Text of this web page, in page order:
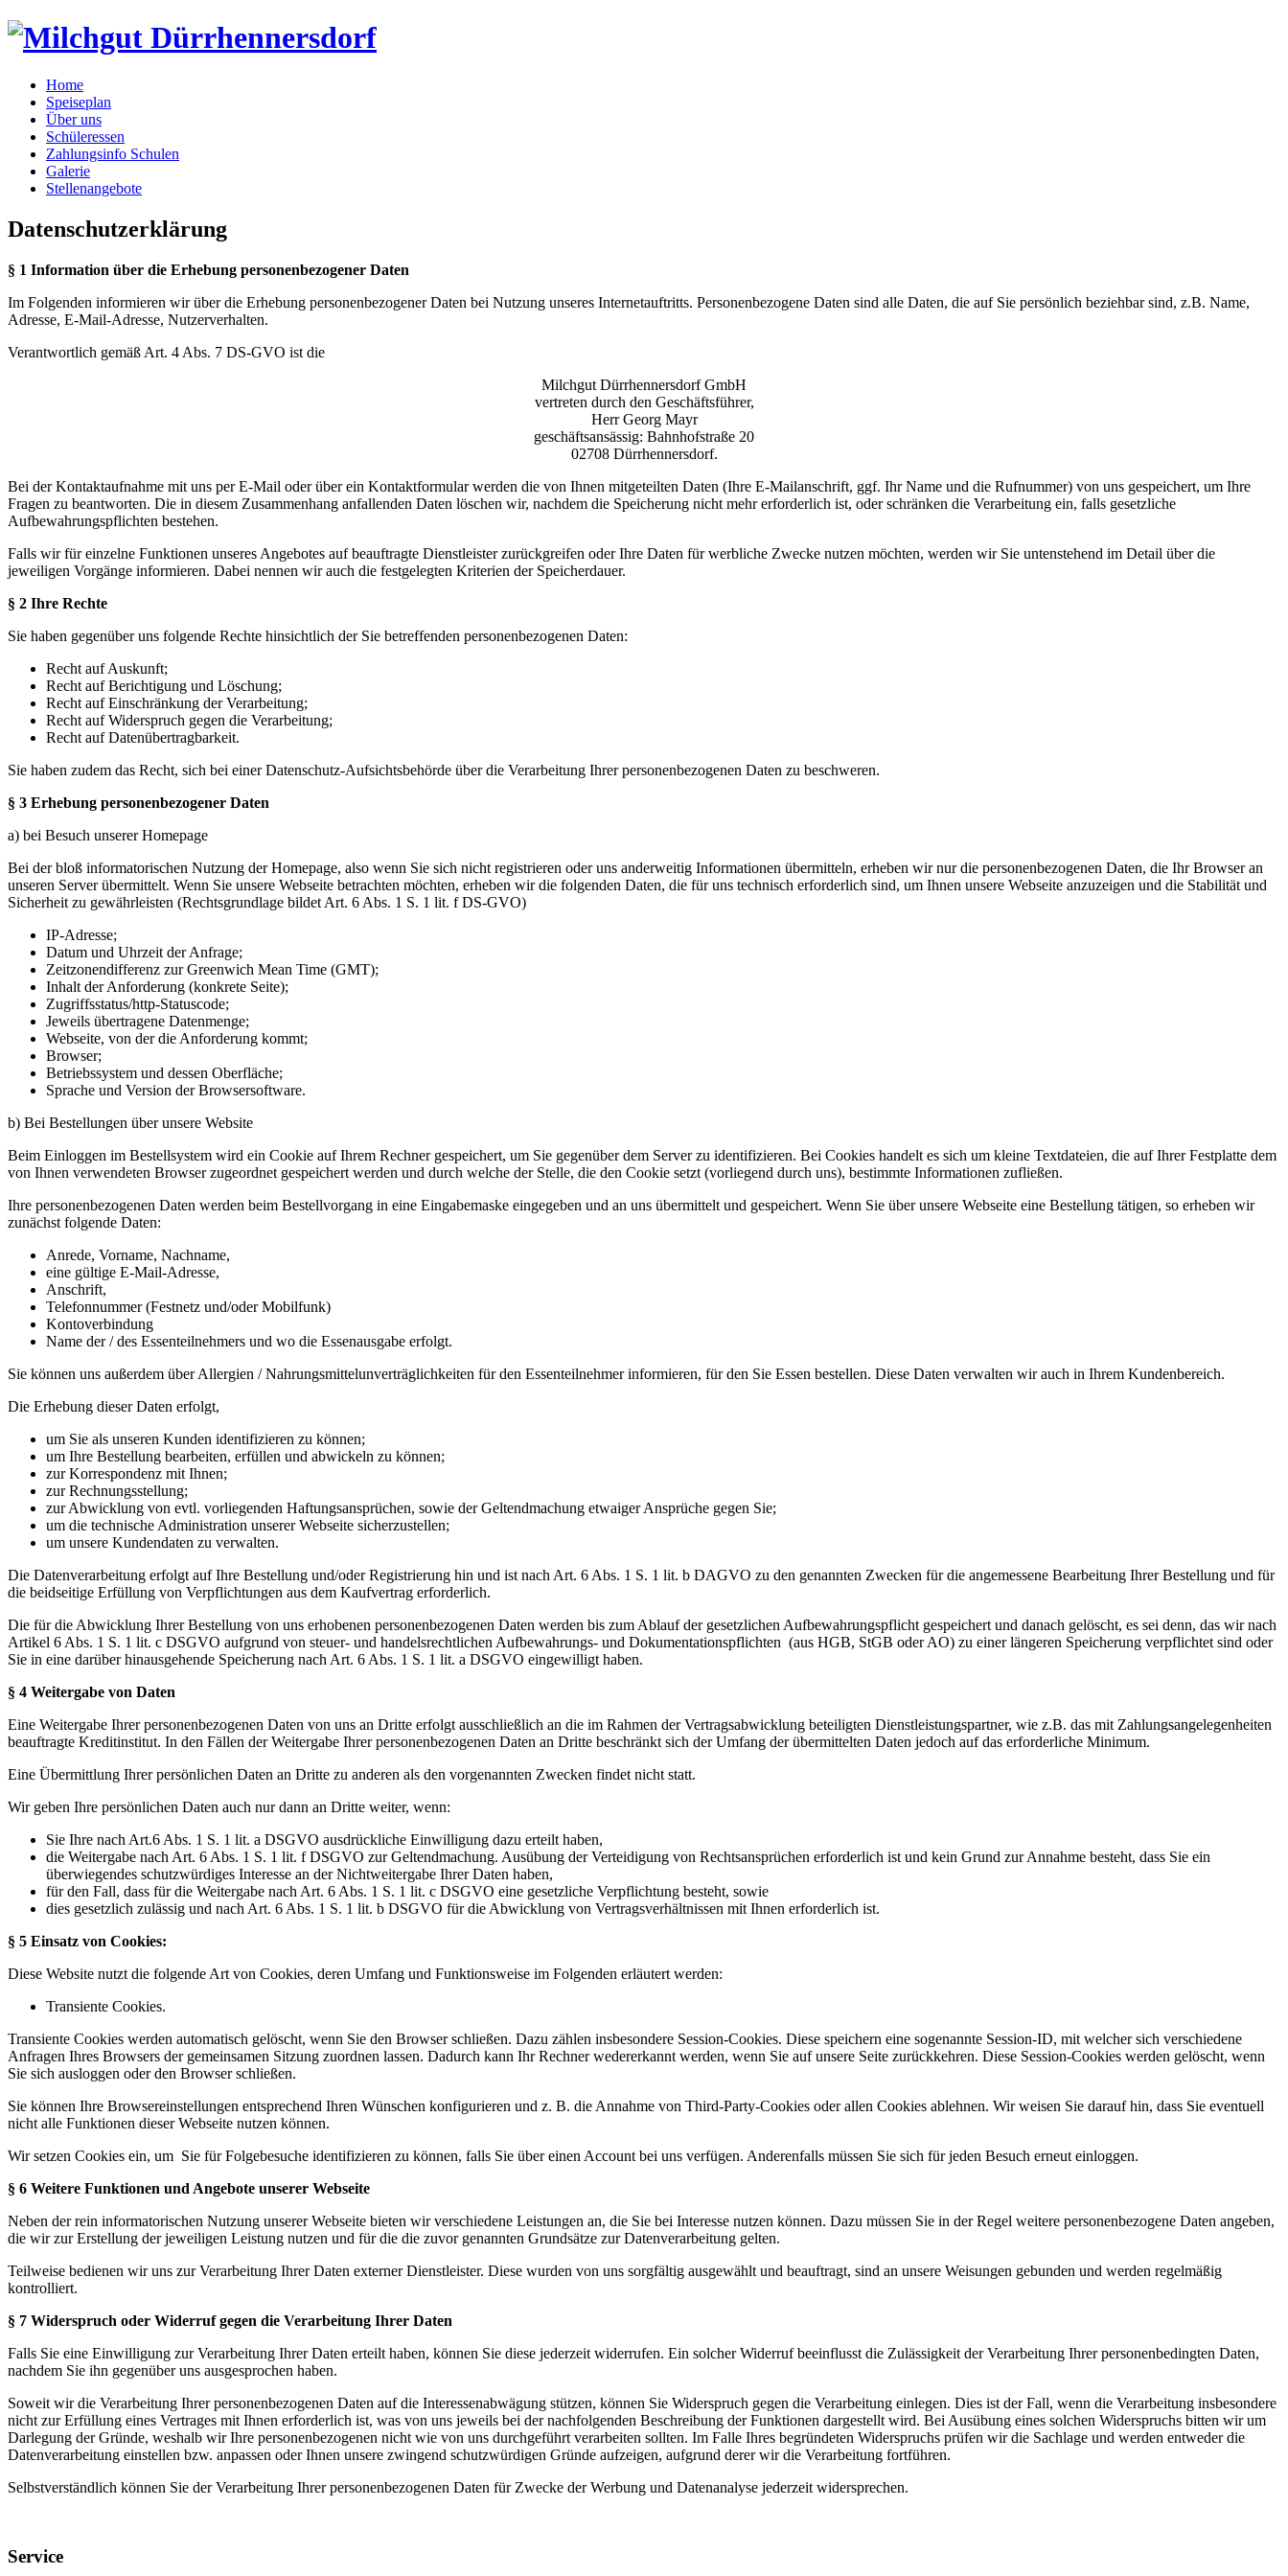
Home
Speiseplan
Über uns
Schüleressen
Zahlungsinfo Schulen
Galerie
Stellenangebote
Datenschutzerklärung
§ 1 Information über die Erhebung personenbezogener Daten
Im Folgenden informieren wir über die Erhebung personenbezogener Daten bei Nutzung unseres Internetauftritts. Personenbezogene Daten sind alle Daten, die auf Sie persönlich beziehbar sind, z.B. Name,
Adresse, E-Mail-Adresse, Nutzerverhalten.
Verantwortlich gemäß Art. 4 Abs. 7 DS-GVO ist die
Milchgut Dürrhennersdorf GmbH
vertreten durch den Geschäftsführer,
Herr Georg Mayr
geschäftsansässig: Bahnhofstraße 20
02708 Dürrhennersdorf.
Bei der Kontaktaufnahme mit uns per E-Mail oder über ein Kontaktformular werden die von Ihnen mitgeteilten Daten (Ihre E-Mailanschrift, ggf. Ihr Name und die Rufnummer) von uns gespeichert, um Ihre
Fragen zu beantworten. Die in diesem Zusammenhang anfallenden Daten löschen wir, nachdem die Speicherung nicht mehr erforderlich ist, oder schränken die Verarbeitung ein, falls gesetzliche
Aufbewahrungspflichten bestehen.
Falls wir für einzelne Funktionen unseres Angebotes auf beauftragte Dienstleister zurückgreifen oder Ihre Daten für werbliche Zwecke nutzen möchten, werden wir Sie untenstehend im Detail über die
jeweiligen Vorgänge informieren. Dabei nennen wir auch die festgelegten Kriterien der Speicherdauer.
§ 2 Ihre Rechte
Sie haben gegenüber uns folgende Rechte hinsichtlich der Sie betreffenden personenbezogenen Daten:
Recht auf Auskunft;
Recht auf Berichtigung und Löschung;
Recht auf Einschränkung der Verarbeitung;
Recht auf Widerspruch gegen die Verarbeitung;
Recht auf Datenübertragbarkeit.
Sie haben zudem das Recht, sich bei einer Datenschutz-Aufsichtsbehörde über die Verarbeitung Ihrer personenbezogenen Daten zu beschweren.
§ 3 Erhebung personenbezogener Daten
a) bei Besuch unserer Homepage
Bei der bloß informatorischen Nutzung der Homepage, also wenn Sie sich nicht registrieren oder uns anderweitig Informationen übermitteln, erheben wir nur die personenbezogenen Daten, die Ihr Browser an
unseren Server übermittelt. Wenn Sie unsere Webseite betrachten möchten, erheben wir die folgenden Daten, die für uns technisch erforderlich sind, um Ihnen unsere Webseite anzuzeigen und die Stabilität und
Sicherheit zu gewährleisten (Rechtsgrundlage bildet Art. 6 Abs. 1 S. 1 lit. f DS-GVO)
IP-Adresse;
Datum und Uhrzeit der Anfrage;
Zeitzonendifferenz zur Greenwich Mean Time (GMT);
Inhalt der Anforderung (konkrete Seite);
Zugriffsstatus/http-Statuscode;
Jeweils übertragene Datenmenge;
Webseite, von der die Anforderung kommt;
Browser;
Betriebssystem und dessen Oberfläche;
Sprache und Version der Browsersoftware.
b) Bei Bestellungen über unsere Website
Beim Einloggen im Bestellsystem wird ein Cookie auf Ihrem Rechner gespeichert, um Sie gegenüber dem Server zu identifizieren. Bei Cookies handelt es sich um kleine Textdateien, die auf Ihrer Festplatte dem
von Ihnen verwendeten Browser zugeordnet gespeichert werden und durch welche der Stelle, die den Cookie setzt (vorliegend durch uns), bestimmte Informationen zufließen.
Ihre personenbezogenen Daten werden beim Bestellvorgang in eine Eingabemaske eingegeben und an uns übermittelt und gespeichert. Wenn Sie über unsere Webseite eine Bestellung tätigen, so erheben wir
zunächst folgende Daten:
Anrede, Vorname, Nachname,
eine gültige E-Mail-Adresse,
Anschrift,
Telefonnummer (Festnetz und/oder Mobilfunk)
Kontoverbindung
Name der / des Essenteilnehmers und wo die Essenausgabe erfolgt.
Sie können uns außerdem über Allergien / Nahrungsmittelunverträglichkeiten für den Essenteilnehmer informieren, für den Sie Essen bestellen. Diese Daten verwalten wir auch in Ihrem Kundenbereich.
Die Erhebung dieser Daten erfolgt,
um Sie als unseren Kunden identifizieren zu können;
um Ihre Bestellung bearbeiten, erfüllen und abwickeln zu können;
zur Korrespondenz mit Ihnen;
zur Rechnungsstellung;
zur Abwicklung von evtl. vorliegenden Haftungsansprüchen, sowie der Geltendmachung etwaiger Ansprüche gegen Sie;
um die technische Administration unserer Webseite sicherzustellen;
um unsere Kundendaten zu verwalten.
Die Datenverarbeitung erfolgt auf Ihre Bestellung und/oder Registrierung hin und ist nach Art. 6 Abs. 1 S. 1 lit. b DAGVO zu den genannten Zwecken für die angemessene Bearbeitung Ihrer Bestellung und für
die beidseitige Erfüllung von Verpflichtungen aus dem Kaufvertrag erforderlich.
Die für die Abwicklung Ihrer Bestellung von uns erhobenen personenbezogenen Daten werden bis zum Ablauf der gesetzlichen Aufbewahrungspflicht gespeichert und danach gelöscht, es sei denn, das wir nach
Artikel 6 Abs. 1 S. 1 lit. c DSGVO aufgrund von steuer- und handelsrechtlichen Aufbewahrungs- und Dokumentationspflichten (aus HGB, StGB oder AO) zu einer längeren Speicherung verpflichtet sind oder
Sie in eine darüber hinausgehende Speicherung nach Art. 6 Abs. 1 S. 1 lit. a DSGVO eingewilligt haben.
§ 4 Weitergabe von Daten
Eine Weitergabe Ihrer personenbezogenen Daten von uns an Dritte erfolgt ausschließlich an die im Rahmen der Vertragsabwicklung beteiligten Dienstleistungspartner, wie z.B. das mit Zahlungsangelegenheiten
beauftragte Kreditinstitut. In den Fällen der Weitergabe Ihrer personenbezogenen Daten an Dritte beschränkt sich der Umfang der übermittelten Daten jedoch auf das erforderliche Minimum.
Eine Übermittlung Ihrer persönlichen Daten an Dritte zu anderen als den vorgenannten Zwecken findet nicht statt.
Wir geben Ihre persönlichen Daten auch nur dann an Dritte weiter, wenn:
Sie Ihre nach Art.6 Abs. 1 S. 1 lit. a DSGVO ausdrückliche Einwilligung dazu erteilt haben,
die Weitergabe nach Art. 6 Abs. 1 S. 1 lit. f DSGVO zur Geltendmachung. Ausübung der Verteidigung von Rechtsansprüchen erforderlich ist und kein Grund zur Annahme besteht, dass Sie ein
überwiegendes schutzwürdiges Interesse an der Nichtweitergabe Ihrer Daten haben,
für den Fall, dass für die Weitergabe nach Art. 6 Abs. 1 S. 1 lit. c DSGVO eine gesetzliche Verpflichtung besteht, sowie
dies gesetzlich zulässig und nach Art. 6 Abs. 1 S. 1 lit. b DSGVO für die Abwicklung von Vertragsverhältnissen mit Ihnen erforderlich ist.
§ 5 Einsatz von Cookies:
Diese Website nutzt die folgende Art von Cookies, deren Umfang und Funktionsweise im Folgenden erläutert werden:
Transiente Cookies.
Transiente Cookies werden automatisch gelöscht, wenn Sie den Browser schließen. Dazu zählen insbesondere Session-Cookies. Diese speichern eine sogenannte Session-ID, mit welcher sich verschiedene
Anfragen Ihres Browsers der gemeinsamen Sitzung zuordnen lassen. Dadurch kann Ihr Rechner wedererkannt werden, wenn Sie auf unsere Seite zurückkehren. Diese Session-Cookies werden gelöscht, wenn
Sie sich ausloggen oder den Browser schließen.
Sie können Ihre Browsereinstellungen entsprechend Ihren Wünschen konfigurieren und z. B. die Annahme von Third-Party-Cookies oder allen Cookies ablehnen. Wir weisen Sie darauf hin, dass Sie eventuell
nicht alle Funktionen dieser Webseite nutzen können.
Wir setzen Cookies ein, um Sie für Folgebesuche identifizieren zu können, falls Sie über einen Account bei uns verfügen. Anderenfalls müssen Sie sich für jeden Besuch erneut einloggen.
§ 6 Weitere Funktionen und Angebote unserer Webseite
Neben der rein informatorischen Nutzung unserer Webseite bieten wir verschiedene Leistungen an, die Sie bei Interesse nutzen können. Dazu müssen Sie in der Regel weitere personenbezogene Daten angeben,
die wir zur Erstellung der jeweiligen Leistung nutzen und für die die zuvor genannten Grundsätze zur Datenverarbeitung gelten.
Teilweise bedienen wir uns zur Verarbeitung Ihrer Daten externer Dienstleister. Diese wurden von uns sorgfältig ausgewählt und beauftragt, sind an unsere Weisungen gebunden und werden regelmäßig
kontrolliert.
§ 7 Widerspruch oder Widerruf gegen die Verarbeitung Ihrer Daten
Falls Sie eine Einwilligung zur Verarbeitung Ihrer Daten erteilt haben, können Sie diese jederzeit widerrufen. Ein solcher Widerruf beeinflusst die Zulässigkeit der Verarbeitung Ihrer personenbedingten Daten,
nachdem Sie ihn gegenüber uns ausgesprochen haben.
Soweit wir die Verarbeitung Ihrer personenbezogenen Daten auf die Interessenabwägung stützen, können Sie Widerspruch gegen die Verarbeitung einlegen. Dies ist der Fall, wenn die Verarbeitung insbesondere
nicht zur Erfüllung eines Vertrages mit Ihnen erforderlich ist, was von uns jeweils bei der nachfolgenden Beschreibung der Funktionen dargestellt wird. Bei Ausübung eines solchen Widerspruchs bitten wir um
Darlegung der Gründe, weshalb wir Ihre personenbezogenen nicht wie von uns durchgeführt verarbeiten sollten. Im Falle Ihres begründeten Widerspruchs prüfen wir die Sachlage und werden entweder die
Datenverarbeitung einstellen bzw. anpassen oder Ihnen unsere zwingend schutzwürdigen Gründe aufzeigen, aufgrund derer wir die Verarbeitung fortführen.
Selbstverständlich können Sie der Verarbeitung Ihrer personenbezogenen Daten für Zwecke der Werbung und Datenanalyse jederzeit widersprechen.
Service